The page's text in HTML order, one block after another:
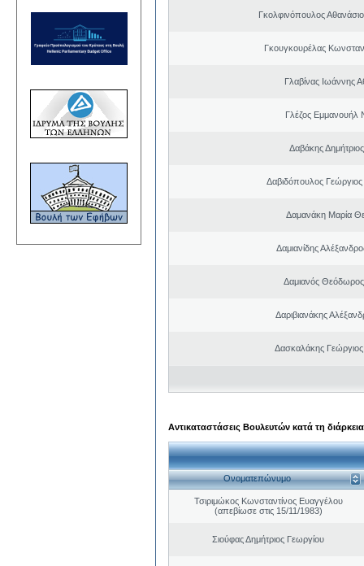
Γκολφινόπουλος
Γκουγκουρέλας
Γλαβίνας Ιωάννης
Γλέζος Εμμανουήλ
Δαβάκης Δημήτριος
Δαβιδόπουλος
Δαμανάκη Μαρία
Δαμιανίδης
Δαμιανός
Δαριβιανάκης
Δασκαλάκης
Αντικαταστάσεις Βουλευτών κατά τη
Ονοματεπώνυμο
Τσιριμώκος Κωνσταντίνος Ευαγγέλου
(απεβίωσε στις 15/11/1983)
Σιούφας Δημήτριος Γεωργίου